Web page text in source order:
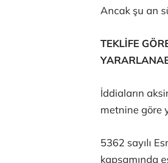
Ancak şu an
TEKLİFE
İddiaların
metnine göre
5362 sayılı
kapsamında